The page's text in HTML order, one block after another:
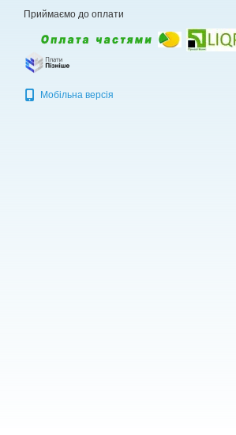
Приймаємо до оплати
Мобільна версія